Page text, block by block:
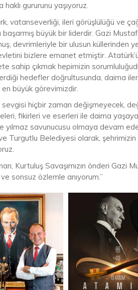
gururunu yaşıyoruz.
vatanseverliği, ileri görüşlülüğü ve
büyük bir liderdir. Gazi
devrimleriyle bir ulusun küllerinden
bizlere emanet etmiştir.
çıkmak hepimizin
hedefler doğrultusunda, daima
büyük görevimizdir.
hiçbir zaman değişmeyecek,
fikirleri ve eserleri ile daima
yılmaz savunucusu olmaya devam
Turgutlu Belediyesi olarak, şehrimizin
Kurtuluş Savaşımızın önderi
ve sonsuz özlemle anıyorum.”